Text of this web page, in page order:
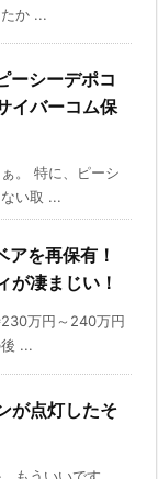
か ...
ーシーデポコ
イバーコム保
。 特に、ピーシ
い取 ...
を再保有！
が凄まじい！
万円～240万円
...
が点灯したそ